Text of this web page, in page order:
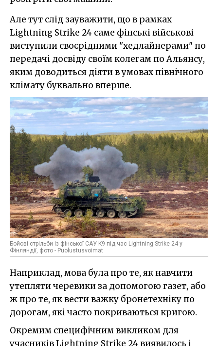
Але тут слід зауважити, що в рамках
Lightning Strike 24 саме фінські військові
виступили своєрідними "хедлайнерами" по
передачі досвіду своїм колегам по Альянсу,
яким доводиться діяти в умовах північного
клімату буквально вперше.
Бойові стрільби із фінської САУ K9 під час Lightning Strike 24 у
Фінляндії, фото - Puolustusvoimat
Наприклад, мова була про те, як навчити
утепляти черевики за допомогою газет, або
ж про те, як вести важку бронетехніку по
дорогам, які часто покриваються кригою.
Окремим специфічним викликом для
учасників Lightning Strike 24 виявилось і